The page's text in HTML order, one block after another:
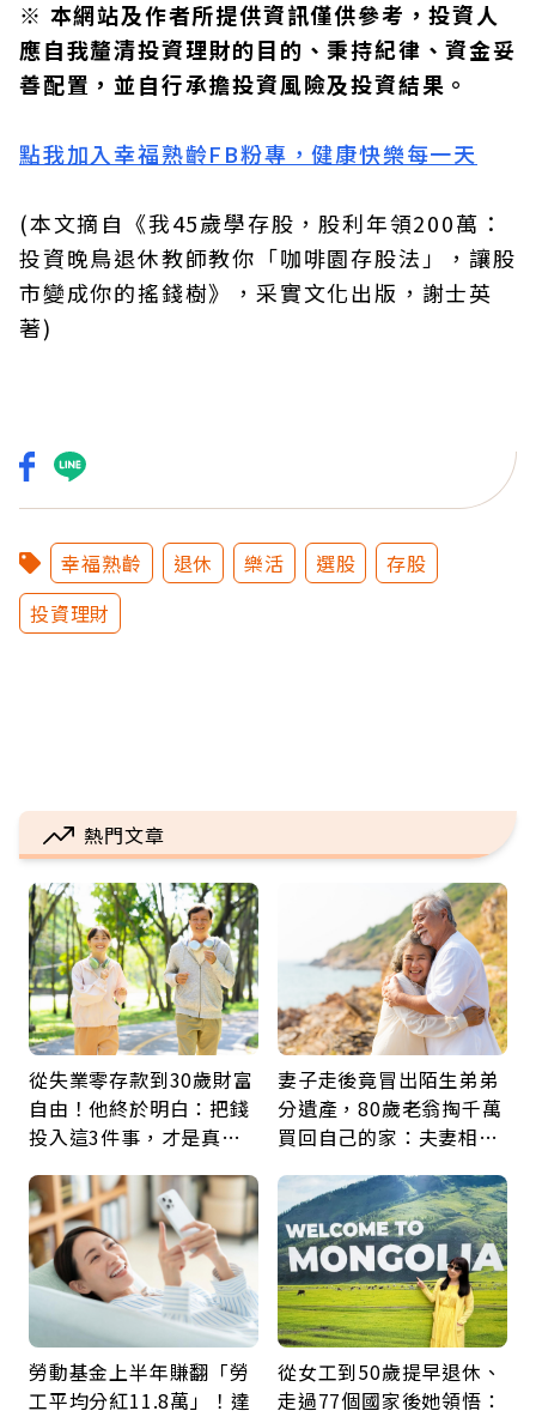
※ 本網站及作者所提供資訊僅供參考，投資人
應自我釐清投資理財的目的、秉持紀律、資金妥
善配置，並自行承擔投資風險及投資結果。
點我加入幸福熟齡FB粉專，健康快樂每一天
(本文摘自《我45歲學存股，股利年領200萬：
投資晚鳥退休教師教你「咖啡園存股法」，讓股
市變成你的搖錢樹》，采實文化出版，謝士英
著)
幸福熟齡 退休 樂活 選股
存股
投資理財
熱門文章
從失業零存款到30歲財富
自由！他終於明白：把錢
投入這3件事，才是真正
妻子走後竟冒出陌生弟弟
分遺產，80歲老翁掏千萬
買回自己的家：夫妻相守
勞動基金上半年賺翻「勞
工平均分紅11.8萬」！達
從女工到50歲提早退休、
走過77個國家後她領悟：